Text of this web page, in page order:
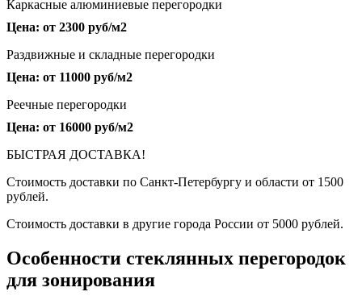
Каркасные алюминиевые перегородки
Цена: от 2300 руб/м2
Раздвижные и складные перегородки
Цена: от 11000 руб/м2
Реечные перегородки
Цена: от 16000 руб/м2
БЫСТРАЯ ДОСТАВКА!
Стоимость доставки по Санкт-Петербургу и области от 1500
рублей.
Стоимость доставки в другие города России от 5000 рублей.
Особенности стеклянных перегородок
для зонирования